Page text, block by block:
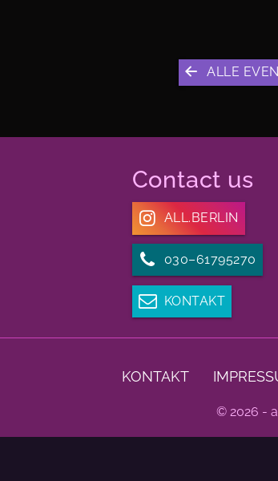
ALLE
Contact us
ALL.BERLIN
030–61795270
KONTAKT
KONTAKT
© 2026 -